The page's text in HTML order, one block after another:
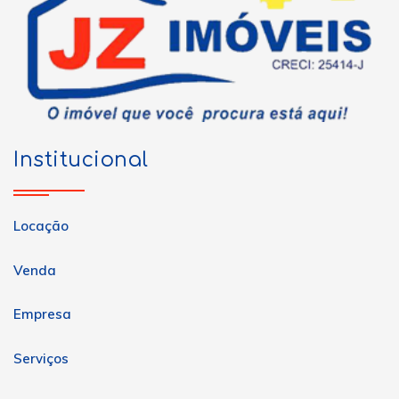
Institucional
Locação
Venda
Empresa
Serviços